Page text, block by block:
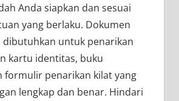
Anda siapkan dan sesuai
yang berlaku. Dokumen
dibutuhkan untuk penarikan
kartu identitas, buku
formulir penarikan kilat yang
lengkap dan benar. Hindari